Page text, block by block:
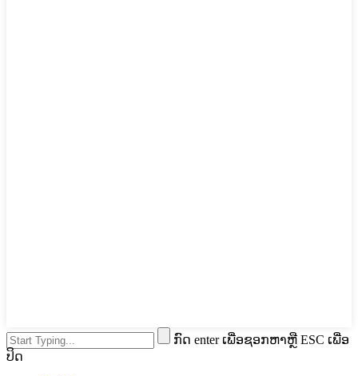
ກົດ enter ເພື່ອຊອກຫາຫຼື ESC ເພື່ອ
ປິດ